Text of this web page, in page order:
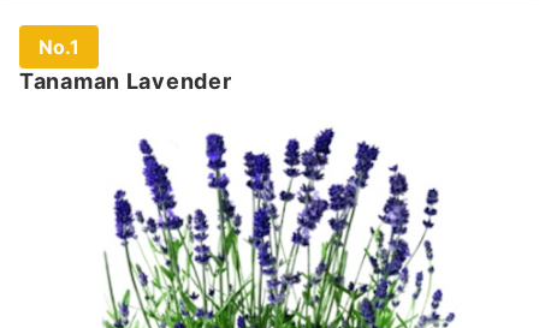
No.1
Tanaman Lavender